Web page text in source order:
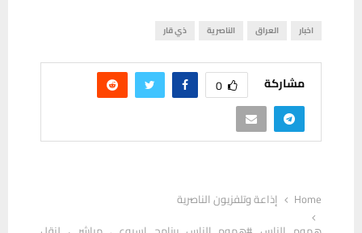
اخبار العراق الناصرية ذي قار
مشاركة 0
Home
إذاعة وتلفزيون الناصرية